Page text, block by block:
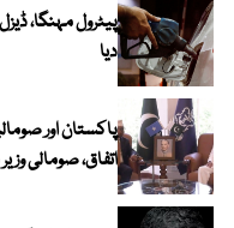
پیٹرول مہنگا،
دیا
پاکستان اور
اتفاق، صومالی وزیر